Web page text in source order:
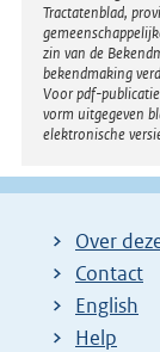
Tractatenblad,
zin van de
bekendmaking
Voor pdf-
vorm uitgegeven
elektronische
Over
Contact
English
Help